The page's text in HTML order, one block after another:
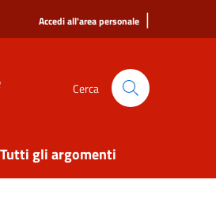
Accedi all'area personale |
Cerca
Tutti gli argomenti